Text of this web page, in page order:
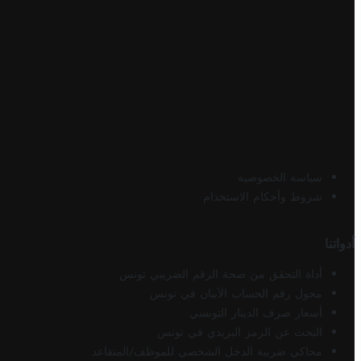
سياسة الخصوصية
شروط وأحكام الاستخدام
أدواتنا
أداة التحقق من صحة الرقم الضريبي تونس
محول رقم الحساب الآيبان في تونس
أسعار صرف الدينار التونسي
البحث عن الرمز البريدي في تونس
محاكي ضريبة الدخل الشخصي للموظف/المتقاعد